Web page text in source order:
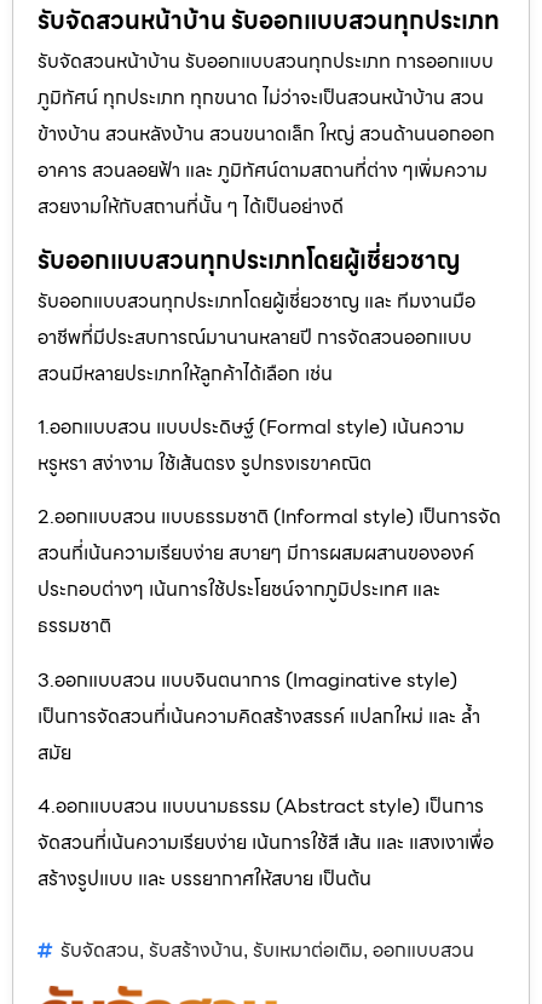
รับจัดสวนหน้าบ้าน รับออกแบบสวนทุกประเภท
รับจัดสวนหน้าบ้าน รับออกแบบสวนทุกประเภท การออกแบบ
ภูมิทัศน์ ทุกประเภท ทุกขนาด ไม่ว่าจะเป็นสวนหน้าบ้าน สวน
ข้างบ้าน สวนหลังบ้าน สวนขนาดเล็ก ใหญ่ สวนด้านนอกออก
อาคาร สวนลอยฟ้า และ ภูมิทัศน์ตามสถานที่ต่าง ๆเพิ่มความ
สวยงามให้กับสถานที่นั้น ๆ ได้เป็นอย่างดี
รับออกแบบสวนทุกประเภทโดยผู้เชี่ยวชาญ
รับออกแบบสวนทุกประเภทโดยผู้เชี่ยวชาญ และ ทีมงานมือ
อาชีพที่มีประสบการณ์มานานหลายปี การจัดสวนออกแบบ
สวนมีหลายประเภทให้ลูกค้าได้เลือก เช่น
1.ออกแบบสวน แบบประดิษฐ์ (Formal style) เน้นความ
หรูหรา สง่างาม ใช้เส้นตรง รูปทรงเรขาคณิต
2.ออกแบบสวน แบบธรรมชาติ (Informal style) เป็นการจัด
สวนที่เน้นความเรียบง่าย สบายๆ มีการผสมผสานขององค์
ประกอบต่างๆ เน้นการใช้ประโยชน์จากภูมิประเทศ และ
ธรรมชาติ
3.ออกแบบสวน แบบจินตนาการ (Imaginative style)
เป็นการจัดสวนที่เน้นความคิดสร้างสรรค์ แปลกใหม่ และ ล้ำ
สมัย
4.ออกแบบสวน แบบนามธรรม (Abstract style) เป็นการ
จัดสวนที่เน้นความเรียบง่าย เน้นการใช้สี เส้น และ แสงเงาเพื่อ
สร้างรูปแบบ และ บรรยากาศให้สบาย เป็นต้น
รับจัดสวน, รับสร้างบ้าน, รับเหมาต่อเติม, ออกแบบสวน